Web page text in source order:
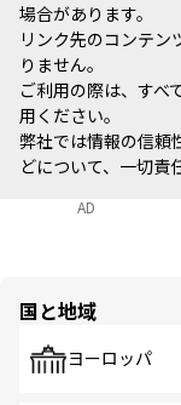
場合があります。
リンク先のコンテン
りません。
ご利用の際は、すべ
用ください。
弊社では情報の信頼
どについて、一切責
AD
国と地域
ヨーロッパ